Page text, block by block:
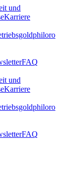
und
Karriere
philoro
FAQ
und
Karriere
philoro
FAQ